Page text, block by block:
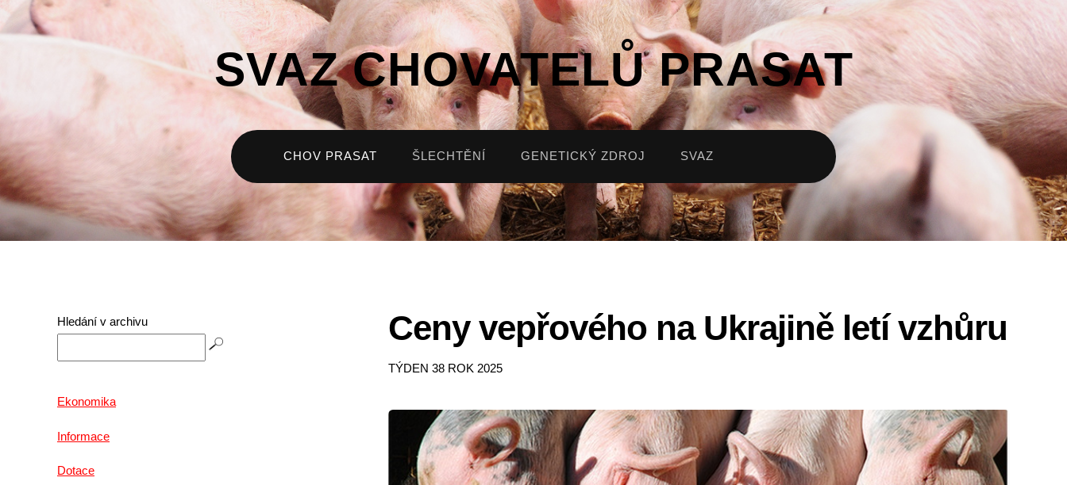
SVAZ CHOVATELŮ PRASAT
CHOV PRASAT ŠLECHTĚNÍ GENETICKÝ ZDROJ SVAZ
Hledání v archivu
Ekonomika
Informace
Dotace
Ceny vepřového na Ukrajině letí vzhůru
TÝDEN 38 ROK 2025